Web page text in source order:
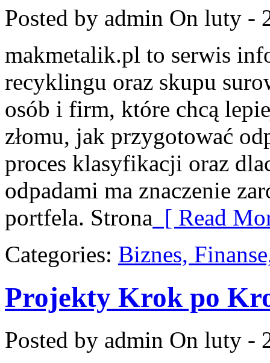
Posted by admin On luty -
makmetalik.pl to serwis
recyklingu oraz skupu
osób i firm, które chcą
złomu, jak przygotować
proces klasyfikacji oraz
odpadami ma znaczenie
portfela. Strona [ Read
Categories: Biznes,
Projekty Krok po
Posted by admin On luty -